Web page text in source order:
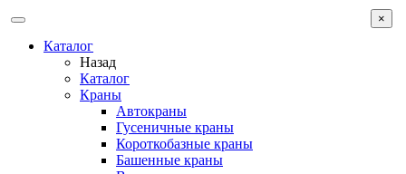
Каталог
Назад
Каталог
Краны
Автокраны
Гусеничные краны
Короткобазные краны
Башенные краны
×